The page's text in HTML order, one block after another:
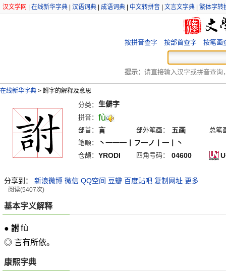
汉文学网 在线新华字典 汉语词典 成语词典 中文转拼音 文言文字典 繁体字转
按拼音查字 按部首查字 按笔画
提示： 请直接输入汉字或拼音查询
在线新华字典 > 詂字的解释及意思
分类： 生僻字
拼音： fù
部首： 言 部外笔画： 五画
总笔
笔顺：
丶一一一丨フ一ノ丨一丨丶
仓颉： YRODI 四角号码： 04600
分享到： 新浪微博 微信 QQ空间 豆瓣 百度贴吧 复制网址 更多
阅读(5407次)
基本字义解释
● 詂fù
◎ 言有所依。
康熙字典